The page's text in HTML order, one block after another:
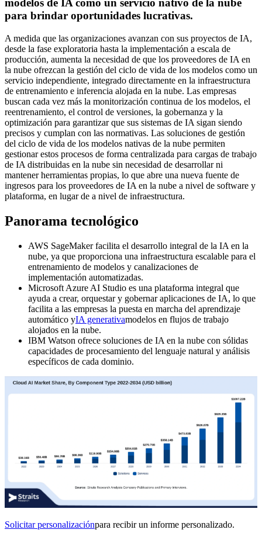
modelos de IA como un servicio nativo de la nube
para brindar oportunidades lucrativas.
A medida que las organizaciones avanzan con sus proyectos de IA,
desde la fase exploratoria hasta la implementación a escala de
producción, aumenta la necesidad de que los proveedores de IA en
la nube ofrezcan la gestión del ciclo de vida de los modelos como un
servicio independiente, integrado directamente en la infraestructura
de entrenamiento e inferencia alojada en la nube. Las empresas
buscan cada vez más la monitorización continua de los modelos, el
reentrenamiento, el control de versiones, la gobernanza y la
optimización para garantizar que sus sistemas de IA sigan siendo
precisos y cumplan con las normativas. Las soluciones de gestión
del ciclo de vida de los modelos nativas de la nube permiten
gestionar estos procesos de forma centralizada para cargas de trabajo
de IA distribuidas en la nube sin necesidad de desarrollar ni
mantener herramientas propias, lo que abre una nueva fuente de
ingresos para los proveedores de IA en la nube a nivel de software y
plataforma, en lugar de a nivel de infraestructura.
Panorama tecnológico
AWS SageMaker facilita el desarrollo integral de la IA en la
nube, ya que proporciona una infraestructura escalable para el
entrenamiento de modelos y canalizaciones de
implementación automatizadas.
Microsoft Azure AI Studio es una plataforma integral que
ayuda a crear, orquestar y gobernar aplicaciones de IA, lo que
facilita a las empresas la puesta en marcha del aprendizaje
automático yIA generativamodelos en flujos de trabajo
alojados en la nube.
IBM Watson ofrece soluciones de IA en la nube con sólidas
capacidades de procesamiento del lenguaje natural y análisis
específicos de cada dominio.
Solicitar personalizaciónpara recibir un informe personalizado.